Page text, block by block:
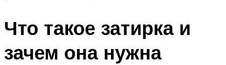
Что такое затирка и
зачем она нужна